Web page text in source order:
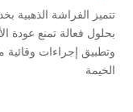
تتميز الفراشة
بحلول فعالة تمنع
وتطبيق إجراءات
الخيمة